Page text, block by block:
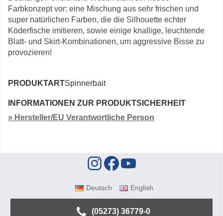
Farbkonzept vor: eine Mischung aus sehr frischen und
super natürlichen Farben, die die Silhouette echter
Köderfische imitieren, sowie einige knallige, leuchtende
Blatt- und Skirt-Kombinationen, um aggressive Bisse zu
provozieren!
PRODUKTARTSpinnerbait
INFORMATIONEN ZUR PRODUKTSICHERHEIT
» Hersteller/EU Verantwortliche Person
Deutsch English
(05273) 36779-0